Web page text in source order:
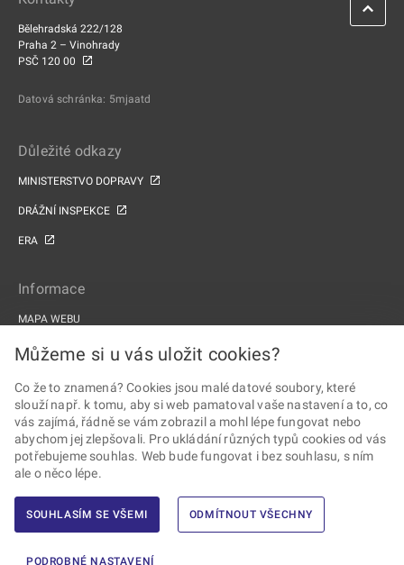
Bělehradská 222/128
Praha 2 – Vinohrady
PSČ 120 00
Datová schránka: 5mjaatd
Důležité odkazy
MINISTERSTVO DOPRAVY
DRÁŽNÍ INSPEKCE
ERA
Informace
MAPA WEBU
PROHLÁŠENÍ O PŘÍSTUPNOSTI
PROJEKTY EU
Sledujte Drážní úřad
Můžeme si u vás uložit cookies?
Co že to znamená? Cookies jsou malé datové soubory, které
slouží např. k tomu, aby si web pamatoval vaše nastavení a to, co
vás zajímá, řádně se vám zobrazil a mohl lépe fungovat nebo
abychom jej zlepšovali. Pro ukládání různých typů cookies od vás
potřebujeme souhlas. Web bude fungovat i bez souhlasu, s ním
ale o něco lépe.
SOUHLASÍM SE VŠEMI ODMÍTNOUT VŠECHNY
PODROBNÉ NASTAVENÍ